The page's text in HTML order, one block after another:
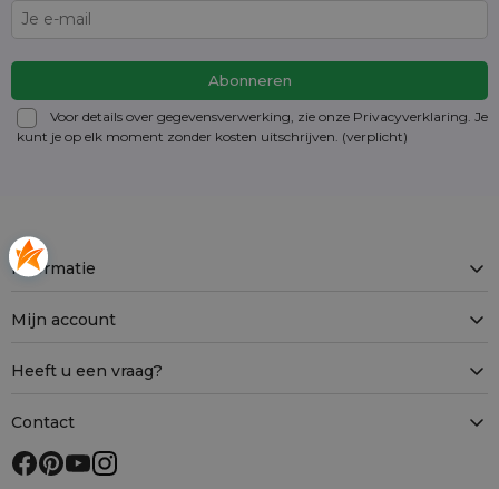
Voor details over gegevensverwerking, zie onze Privacyverklaring. Je
kunt je op elk moment zonder kosten uitschrijven. (verplicht)
Informatie
Mijn account
Heeft u een vraag?
Contact